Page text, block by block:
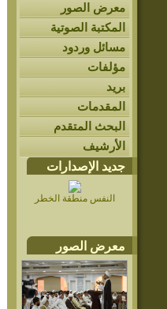
معرض الصور
المكتبة الصوتية
مسائل وردود
مؤلفات
بريد
المقدمات
البحث المتقدم
الأرشيف
جديد الإصدارات
النفس منطقة الخطر
معرض الصور